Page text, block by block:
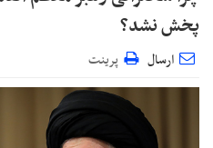
پخش نشد؟
ارسال پرینت